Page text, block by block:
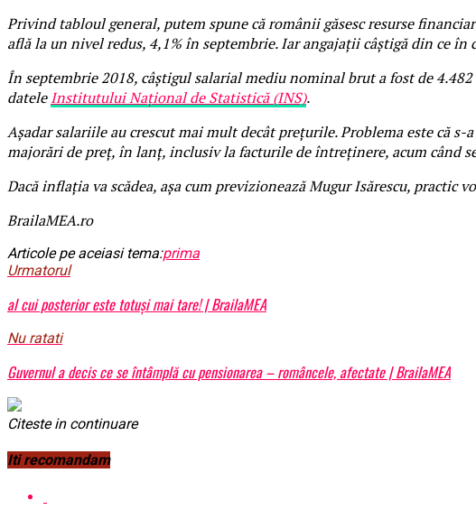
Privind tabloul general, putem spune că românii găsesc resurse
află la un nivel redus, 4,1% în septembrie. Iar angajații câștigă din ce în
În septembrie 2018, câştigul salarial mediu nominal brut a fost de
dateleInstitutului Național de Statistică (INS).
Așadar salariile au crescut mai mult decât prețurile. Problema este că
majorări de preț, în lanț, inclusiv la facturile de întreținere, acum când
Dacă inflația va scădea, așa cum previzionează Mugur Isărescu, practic
BrailaMEA.ro
Articole pe aceiasi tema:prima
Urmatorul
al cui posterior este totuși mai tare! | BrailaMEA
Nu ratati
Guvernul a decis ce se întâmplă cu pensionarea – româncele, afectate | BrailaMEA
Citeste in continuare
Iti recomandam